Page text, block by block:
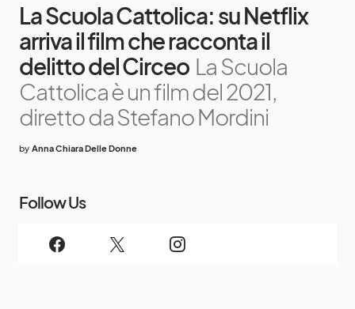
La Scuola Cattolica: su Netflix
arriva il film che racconta il
delitto del Circeo La Scuola
Cattolica è un film del 2021,
diretto da Stefano Mordini
by Anna Chiara Delle Donne
Follow Us